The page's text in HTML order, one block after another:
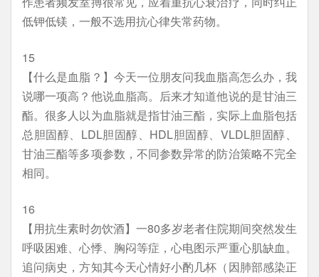
低钾低镁，一般不选用抗心律失常药物。
15
【什么是血脂？】今天一位朋友问我血脂高怎么办，我
说哪一项高？他说血脂高。后来才知道他说的是甘油三
酯。很多人以为血脂就是指甘油三酯，实际上血脂包括
总胆固醇、LDL胆固醇、HDL胆固醇、VLDL胆固醇、
甘油三酯等多项参数，不同参数异常的防治策略不完全
相同。
16
【用抗生素时勿饮酒】一80多岁老者住院期间突然发生
呼吸困难、心悸、胸闷等症，心电图示严重心肌缺血。
追问病史，方知其今天心情好小酌几杯（因肺部感染正